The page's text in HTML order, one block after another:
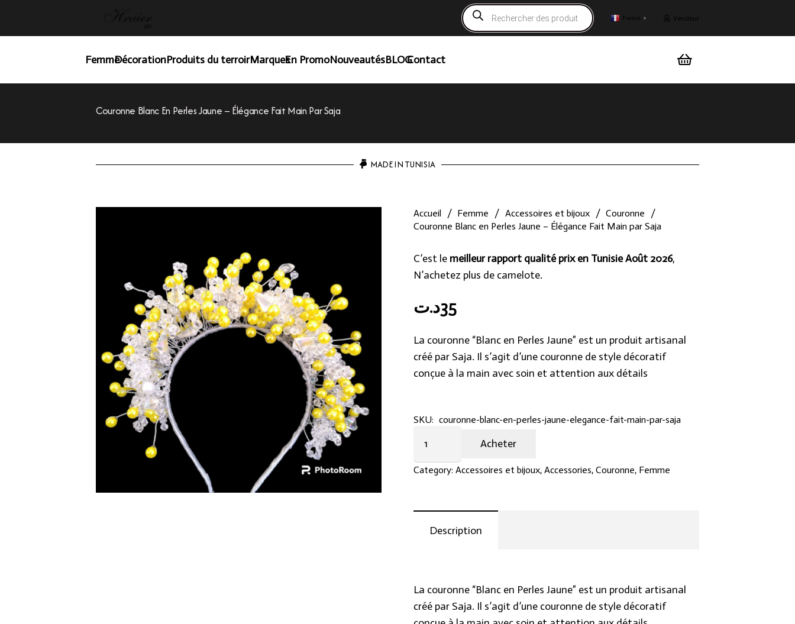
Recherche
de
produits
French ▼ Vendeur
FemmeDécorationProduits du terroirMarquesEn PromoNouveautésBLOGContact
Couronne Blanc En Perles Jaune – Élégance Fait Main Par Saja
MADE IN TUNISIA
Accueil / Femme / Accessoires et bijoux / Couronne
/
Couronne Blanc en Perles Jaune – Élégance Fait Main par Saja
C’est le meilleur rapport qualité prix en Tunisie Août 2026,
N’achetez plus de camelote.
35د.ت
La couronne “Blanc en Perles Jaune” est un produit artisanal
créé par Saja. Il s’agit d’une couronne de style décoratif
conçue à la main avec soin et attention aux détails
SKU: couronne-blanc-en-perles-jaune-elegance-fait-main-par-saja
Blanc
en
Élégance
Saja
quantity
Acheter
Category: Accessoires et bijoux, Accessories, Couronne, Femme
Description
La couronne “Blanc en Perles Jaune” est un produit artisanal
créé par Saja. Il s’agit d’une couronne de style décoratif